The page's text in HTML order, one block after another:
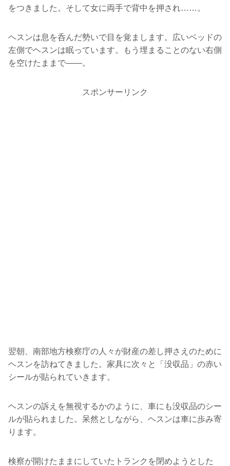
をつきました。そして女に両手で背中を押され……。
ヘスンは息を呑んだ勢いで目を覚まします。広いベッドの
左側でヘスンは眠っています。もう埋まることのない右側
を空けたままで――。
スポンサーリンク
翌朝、南部地方検察庁の人々が財産の差し押さえのために
ヘスンを訪ねてきました。家具に次々と「没収品」の赤い
シールが貼られていきます。
ヘスンの訴えを無視するかのように、車にも没収品のシー
ルが貼られました。呆然としながら、ヘスンは車に歩み寄
ります。
検察が開けたままにしていたトランクを閉めようとした